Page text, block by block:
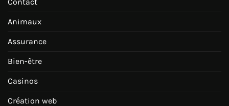
Animaux
Assurance
Bien-être
Casinos
Création web